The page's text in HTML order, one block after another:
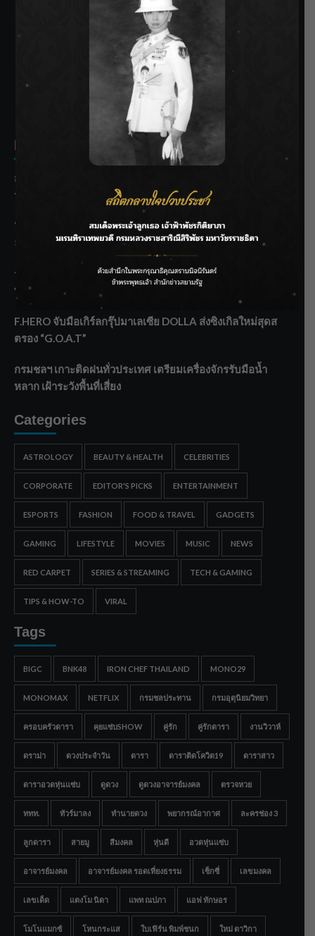
SIAMRATH VARIETY
THE BEST ENTERTAINMENT
Recent Posts
กรมชลฯ รับฟังประชาชน ติดตามแก้ปัญหาโครงการประตู
ระบายน้ำศรีสองรักฯ
‘แมน การิน’ แชร์ความเชื่อชวนคิด! “อยากกินอะไรหลังจาก
ลาโลกนี้ ให้ใส่บาตรสิ่งนั้นไว้ตอนยังมีชีวิต”
ราชเลขานุการในพระองค์ฯ ติดตามโครงการหุบกะพง–ห้วย
ทรายใต้ เสริมความมั่นคงน้ำเพชรบุรี
F.HERO จับมือเกิร์ลกรุ๊ปมาเลเซีย DOLLA ส่งซิงเกิลใหม่สุดส
ตรอง “G.O.A.T”
กรมชลฯ เกาะติดฝนทั่วประเทศ เตรียมเครื่องจักรรับมือน้ำ
หลาก เฝ้าระวังพื้นที่เสี่ยง
Categories
ASTROLOGY BEAUTY & HEALTH CELEBRITIES
CORPORATE EDITOR'S PICKS ENTERTAINMENT
ESPORTS FASHION FOOD & TRAVEL GADGETS
GAMING LIFESTYLE MOVIES MUSIC NEWS
RED CARPET SERIES & STREAMING TECH & GAMING
TIPS & HOW-TO VIRAL
Tags
BIGC BNK48 IRON CHEF THAILAND MONO29
MONOMAX NETFLIX กรมชลประทาน กรมอุตุนิยมวิทยา
ครอบครัวดารา คุยแซ่บSHOW คู่รัก คู่รักดารา งานวิวาห์
ดราม่า ดวงประจำวัน ดารา ดาราติดโควิด19 ดาราสาว
ดาราอวดหุ่นแซ่บ ดูดวง ดูดวงอาจารย์มงคล ตรวจหวย
ททท. ทัวร์มาลง ทำนายดวง พยากรณ์อากาศ ละครช่อง 3
ลูกดารา สายมู สีมงคล หุ่นดี อวดหุ่นแซ่บ
อาจารย์มงคล อาจารย์มงคล รอดเที่ยงธรรม เซ็กซี่ เลขมงคล
เลขเด็ด แตงโม นิดา แพท ณปภา แอฟ ทักษอร
โมโนแมกซ์ โหนกระแส ใบเฟิร์น พิมพ์ชนก ใหม่ ดาวิกา